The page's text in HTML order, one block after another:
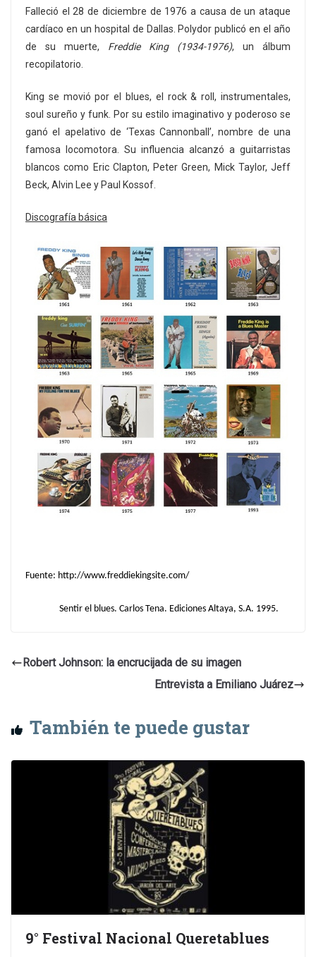
Falleció el 28 de diciembre de 1976 a causa de un ataque
cardíaco en un hospital de Dallas. Polydor publicó en el año
de su muerte, Freddie King (1934-1976), un álbum
recopilatorio.
King se movió por el blues, el rock & roll, instrumentales,
soul sureño y funk. Por su estilo imaginativo y poderoso se
ganó el apelativo de ‘Texas Cannonball’, nombre de una
famosa locomotora. Su influencia alcanzó a guitarristas
blancos como Eric Clapton, Peter Green, Mick Taylor, Jeff
Beck, Alvin Lee y Paul Kossof.
Discografía básica
Fuente: http://www.freddiekingsite.com/
Sentir el blues. Carlos Tena. Ediciones Altaya, S.A. 1995.
Robert Johnson: la encrucijada de su imagen
Entrevista a Emiliano Juárez
También te puede gustar
9° Festival Nacional Queretablues